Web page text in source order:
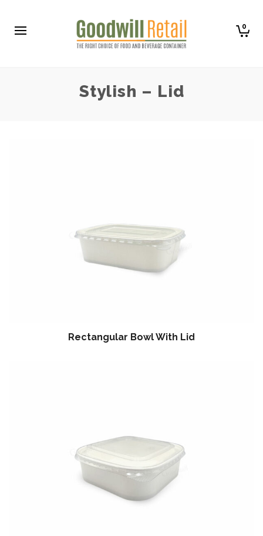
0
Stylish – Lid
Rectangular Bowl With Lid